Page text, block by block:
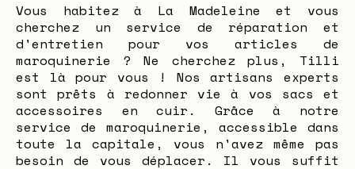
Vous habitez à La Madeleine et vous
cherchez un service de réparation et
d'entretien pour vos articles de
maroquinerie ? Ne cherchez plus, Tilli
est là pour vous ! Nos artisans experts
sont prêts à redonner vie à vos sacs et
accessoires en cuir. Grâce à notre
service de maroquinerie, accessible dans
toute la capitale, vous n'avez même pas
besoin de vous déplacer. Il vous suffit